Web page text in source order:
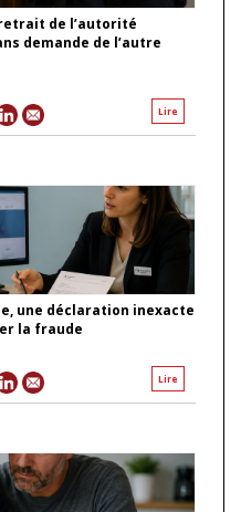
de l’autorité
demande de l’autre
Lire
une déclaration inexacte
la fraude
Lire